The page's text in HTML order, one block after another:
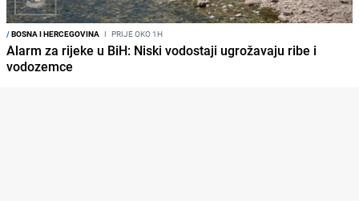
/BOSNA I HERCEGOVINA I PRIJE OKO 1H
Alarm za rijeke u BiH: Niski vodostaji ugrožavaju ribe i
vodozemce